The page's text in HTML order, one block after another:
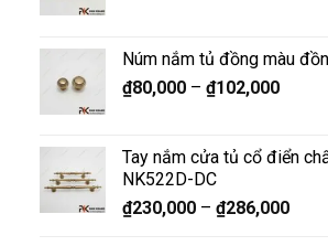
Núm nắm tủ đồng màu
₫80,000– ₫102,000
Tay nắm cửa tủ cổ điển
NK522D-DC
₫230,000– ₫286,000